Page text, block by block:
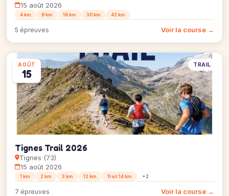
15 août 2026
4 km 8 km 16 km 30 km 42 km
5 épreuves Voir la course →
AOÛT
15
TRAIL
Tignes Trail 2026
Tignes (73)
15 août 2026
1 km 2 km 3 km 12 km Trail 14 km +2
7 épreuves Voir la course →